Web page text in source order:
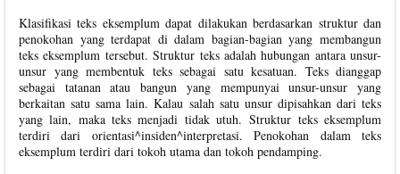
Klasifikasi teks eksemplum dapat dilakukan berdasarkan struktur dan
penokohan yang terdapat di dalam bagian-bagian yang membangun
teks eksemplum tersebut. Struktur teks adalah hubungan antara unsur-
unsur yang membentuk teks sebagai satu kesatuan. Teks dianggap
sebagai tatanan atau bangun yang mempunyai unsur-unsur yang
berkaitan satu sama lain. Kalau salah satu unsur dipisahkan dari teks
yang lain, maka teks menjadi tidak utuh. Struktur teks eksemplum
terdiri dari orientasi^insiden^interpretasi. Penokohan dalam teks
eksemplum terdiri dari tokoh utama dan tokoh pendamping.